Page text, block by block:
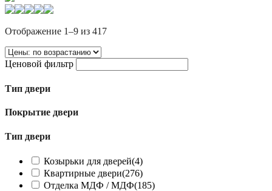
Отображение 1–9 из 417
Ценовой фильтр
Тип двери
Покрытие двери
Тип двери
Козырьки для дверей(4)
Квартирные двери(276)
Отделка МДФ / МДФ(185)